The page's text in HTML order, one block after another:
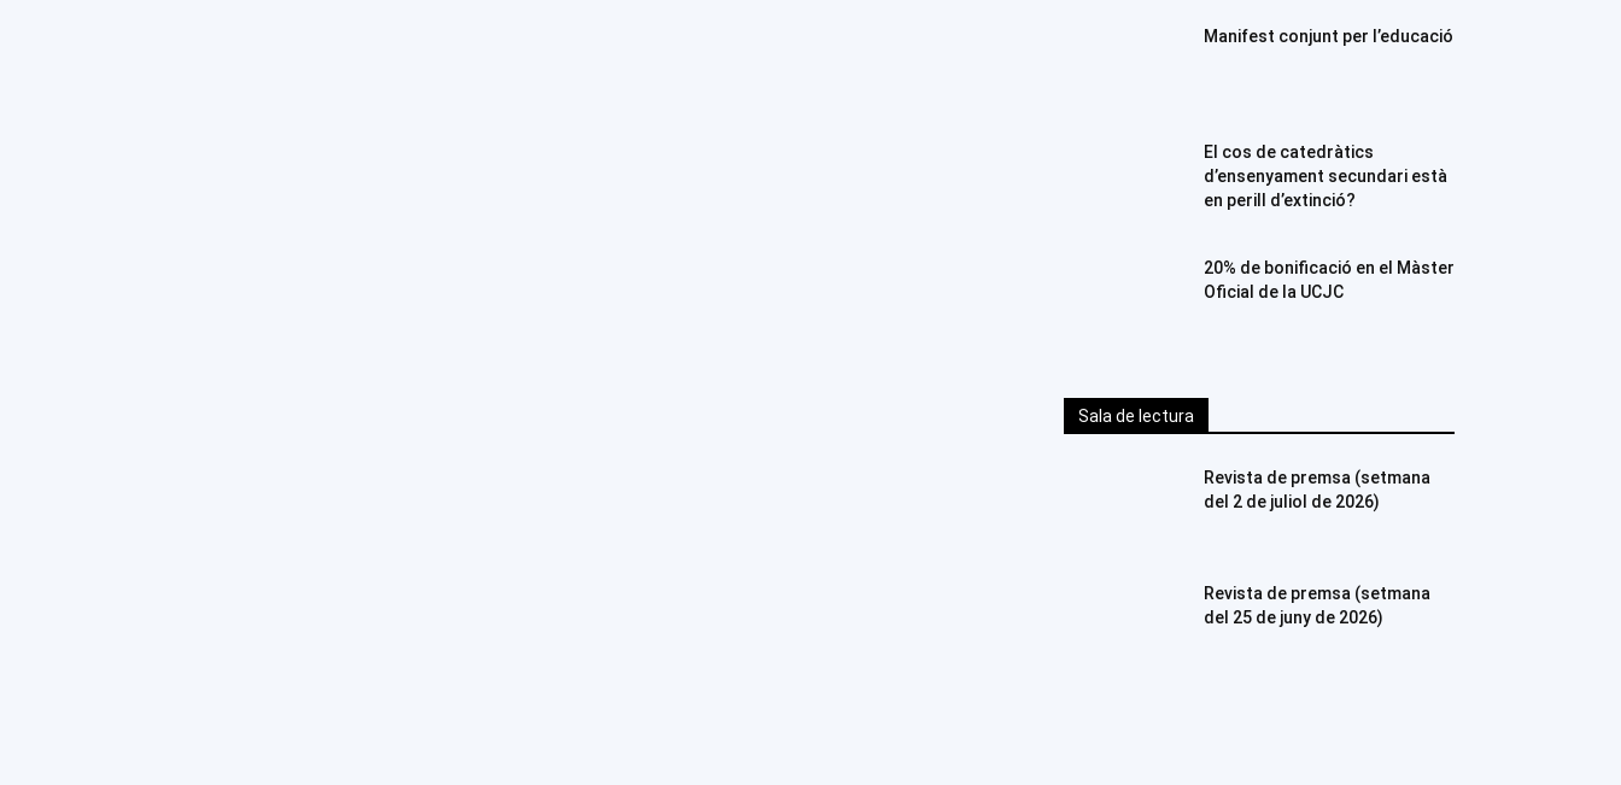
Manifest conjunt per l’educació
El cos de catedràtics
d’ensenyament secundari està
en perill d’extinció?
20% de bonificació en el Màster
Oficial de la UCJC
Sala de lectura
Revista de premsa (setmana
del 2 de juliol de 2026)
Revista de premsa (setmana
del 25 de juny de 2026)